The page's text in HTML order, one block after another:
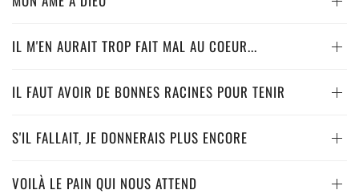
IL M'EN AURAIT TROP FAIT MAL AU COEUR...
IL FAUT AVOIR DE BONNES RACINES POUR TENIR
S'IL FALLAIT, JE DONNERAIS PLUS ENCORE
VOILÀ LE PAIN QUI NOUS ATTEND